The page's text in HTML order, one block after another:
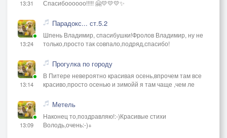
13:31
Спасибоооооо!!!!! 🤗💛💛💛✨
13:24
Парадокс... ст.5.2
Шпень Владимир, спасибушки!Фролов Владимир, ну не
только,просто так совпало,подряд,спасибо!
13:14
Прогулка по городу
В Питере невероятно красивая осень,впрочем там все
красиво,просто осенью и зимойй я там чаще ,чем ле
13:09
Метель
Наконец то,поздравляю!:-)Красивые стихи
Володь,очень:-)+